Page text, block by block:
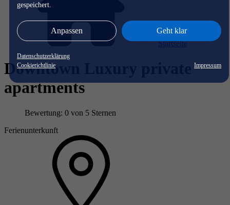
gespeichert.
Anpassen Geht klar
Datenschutzerklärung
Cookierichtlinie
Impressum
Startseite
Downtown Luxury private
apartments
Bewertung: 0 von 5 Sternen
Ferienunterkunft